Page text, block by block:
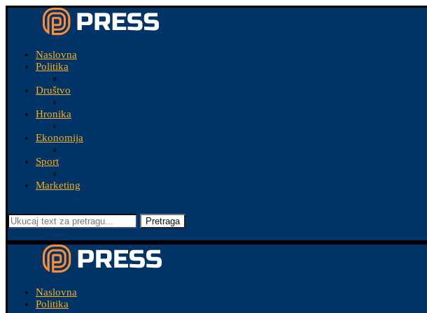
Naslovna
Politika
Društvo
Hronika
Ekonomija
Sport
Marketing
Pretraga
Naslovna
Politika